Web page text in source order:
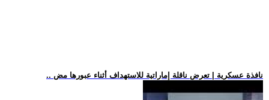
.. نافذة عسكرية | تعرض ناقلة إماراتية للاستهداف أثناء عبورها مض